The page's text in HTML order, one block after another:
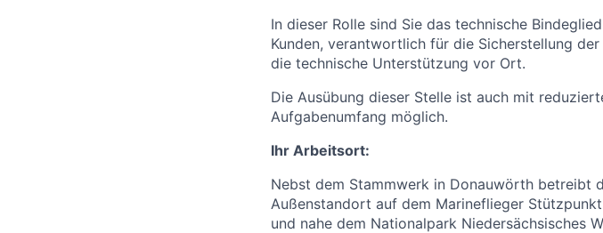
In dieser Rolle sind Sie das technische
Kunden, verantwortlich für die Sicherstellung
die technische Unterstützung vor Ort.
Die Ausübung dieser Stelle ist auch mit
Aufgabenumfang möglich.
Ihr Arbeitsort:
Nebst dem Stammwerk in Donauwörth betreibt
Außenstandort auf dem Marineflieger
und nahe dem Nationalpark Niedersächsisches